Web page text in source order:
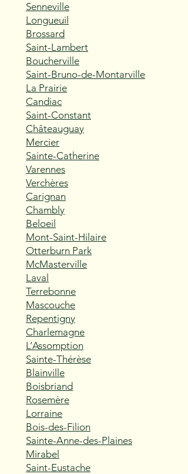
Senneville
Longueuil
Brossard
Saint-Lambert
Boucherville
Saint-Bruno-de-Montarville
La Prairie
Candiac
Saint-Constant
Châteauguay
Mercier
Sainte-Catherine
Varennes
Verchères
Carignan
Chambly
Beloeil
Mont-Saint-Hilaire
Otterburn Park
McMasterville
Laval
Terrebonne
Mascouche
Repentigny
Charlemagne
L’Assomption
Sainte-Thérèse
Blainville
Boisbriand
Rosemère
Lorraine
Bois-des-Filion
Sainte-Anne-des-Plaines
Mirabel
Saint-Eustache